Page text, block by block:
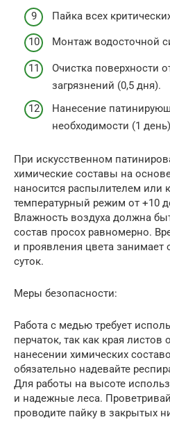
Пайка всех
Монтаж водосточной
Очистка поверхности
загрязнений (0,5 дня).
Нанесение
необходимости (1
При искусственном
химические составы на
наносится распылителем или
температурный режим от +10
Влажность воздуха должна
состав просох равномерно.
и проявления цвета занимает
суток.
Меры безопасности:
Работа с медью требует
перчаток, так как края
нанесении химических
обязательно надевайте
Для работы на высоте
и надежные леса.
проводите пайку в закрытых